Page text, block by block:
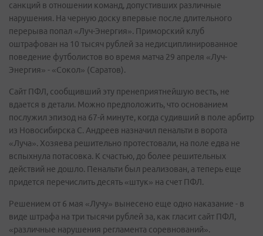
санкций в отношении команд, допустивших различные
нарушения. На черную доску впервые после длительного
перерыва попал «Луч-Энергия». Приморский клуб
оштрафован на 10 тысяч рублей за недисциплинированное
поведение футболистов во время матча 29 апреля «Луч-
Энергия» - «Сокол» (Саратов).
Сайт ПФЛ, сообщивший эту пренеприятнейшую весть, не
вдается в детали. Можно предположить, что основанием
послужил эпизод на 67-й минуте, когда судивший в поле арбитр
из Новосибирска С. Андреев назначил пенальти в ворота
«Луча». Хозяева решительно протестовали, на поле едва не
вспыхнула потасовка. К счастью, до более решительных
действий не дошло. Пенальти был реализован, а теперь еще
придется перечислить десять «штук» на счет ПФЛ.
Решением от 6 мая «Лучу» вынесено еще одно наказание - в
виде штрафа на три тысячи рублей за, как гласит сайт ПФЛ,
«различные нарушения регламента соревнований».